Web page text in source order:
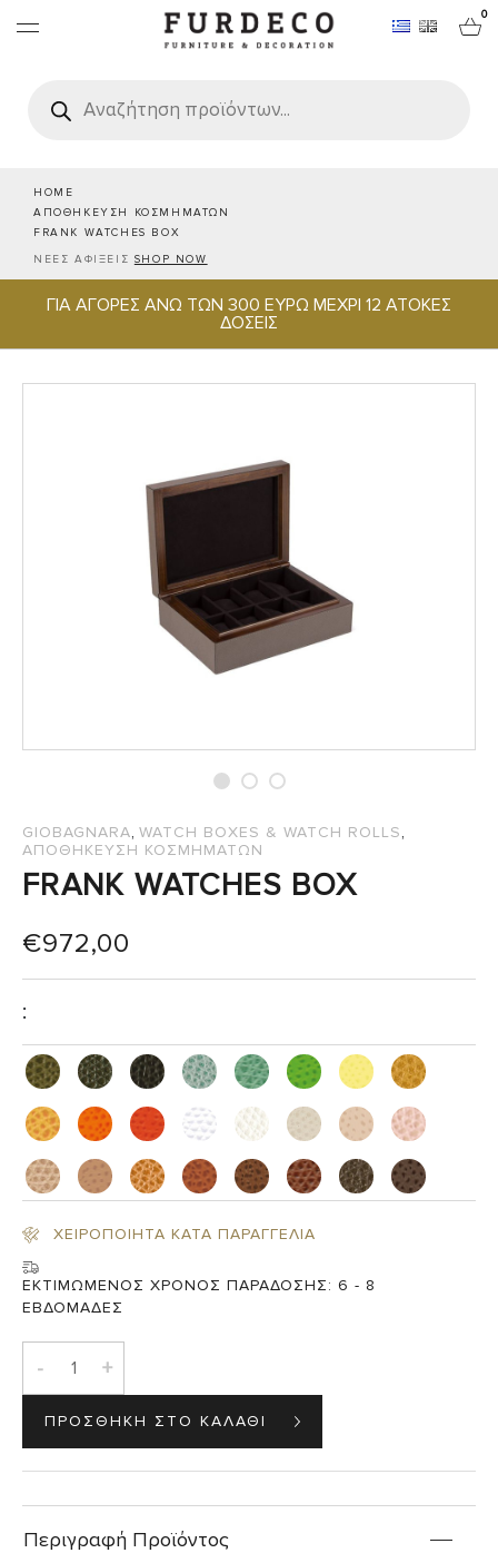
0
search
HOME
ΑΠΟΘΗΚΕΥΣΗ ΚΟΣΜΗΜΑΤΩΝ
FRANK WATCHES BOX
ΝΕΕΣ ΑΦΙΞΕΙΣ SHOP NOW
ΓΙΑ ΑΓΟΡΕΣ ΑΝΩ ΤΩΝ 300 ΕΥΡΩ ΜΕΧΡΙ 12 ΑΤΟΚΕΣ
ΔΟΣΕΙΣ
ΕΠΙΠΛΑ
ΧΑΛΙΑ
ΕΙΔΗ ΣΕΡΒΙΡΙΣΜΑΤΟΣ & ΦΙΛΟΞΕΝΙΑΣ
GIOBAGNARA, WATCH BOXES & WATCH ROLLS,
ΑΠΟΘΗΚΕΥΣΗ ΚΟΣΜΗΜΑΤΩΝ
FRANK WATCHES BOX
€972,00
:
ΧΕΙΡΟΠΟΙΗΤΑ ΚΑΤΑ ΠΑΡΑΓΓΕΛΙΑ
ΕΚΤΙΜΩΜΕΝΟΣ ΧΡΟΝΟΣ ΠΑΡΑΔΟΣΗΣ: 6 - 8
ΕΒΔΟΜΑΔΕΣ
- +
Περιγραφή Προϊόντος